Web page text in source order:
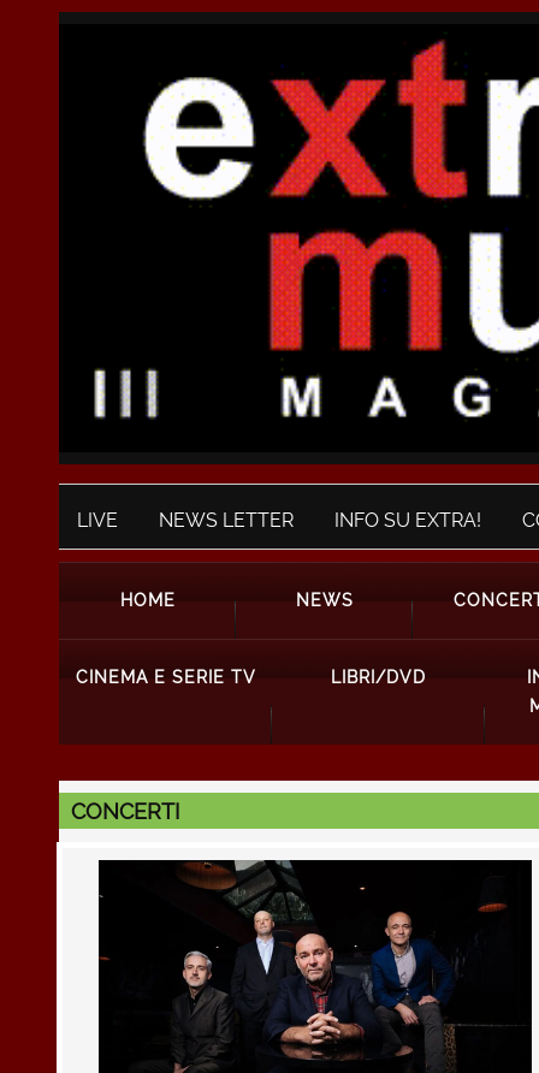
LIVE NEWS LETTER INFO SU EXTRA!
HOME NEWS
CINEMA E SERIE TV LIBRI/DVD
CONCERTI